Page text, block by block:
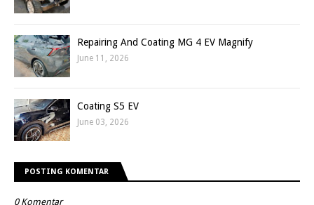
Repairing And Coating MG 4 EV Magnify
June 11, 2026
Coating S5 EV
June 03, 2026
POSTING KOMENTAR
0 Komentar